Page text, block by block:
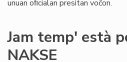
unuan oﬁcialan presitan voĉon.
Jam temp' està
NAKSE